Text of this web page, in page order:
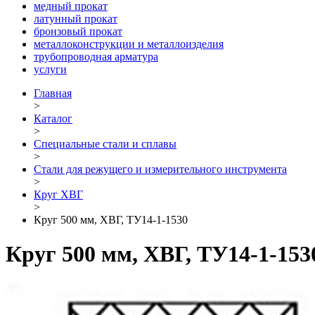
медный прокат
латунный прокат
бронзовый прокат
металлоконструкции и металлоизделия
трубопроводная арматура
услуги
Главная
>
Каталог
>
Специальные стали и сплавы
>
Стали для режущего и измерительного инструмента
>
Круг ХВГ
>
Круг 500 мм, ХВГ, ТУ14-1-1530
Круг 500 мм, ХВГ, ТУ14-1-